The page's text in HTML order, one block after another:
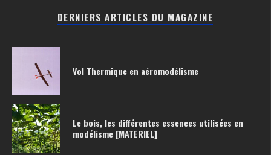
DERNIERS ARTICLES DU MAGAZINE
Vol Thermique en aéromodélisme
Le bois, les différentes essences utilisées en
modélisme [MATERIEL]